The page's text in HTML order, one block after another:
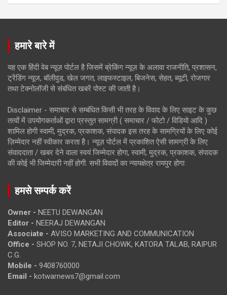
हमारे बारे में
यह एक हिंदी वेब न्यूज़ पोर्टल है जिसमें ब्रेकिंग न्यूज़ के अलावा राजनीति, प्रशासन,
ट्रेंडिंग न्यूज, बॉलीवुड, खेल जगत, लाइफस्टाइल, बिजनेस, सेहत, ब्यूटी, रोजगार
तथा टेक्नोलॉजी से संबंधित खबरें पोस्ट की जाती है।
Disclaimer - समाचार से सम्बंधित किसी भी तरह के विवाद के लिए साइट के कुछ
तत्वों में उपयोगकर्ताओं द्वारा प्रस्तुत सामग्री ( समाचार / फोटो / विडियो आदि )
शामिल होगी स्वामी, मुद्रक, प्रकाशक, संपादक इस तरह के सामग्रियों के लिए कोई
ज़िम्मेदार नहीं स्वीकार करता है। न्यूज़ पोर्टल में प्रकाशित ऐसी सामग्री के लिए
संवाददाता / खबर देने वाला स्वयं जिम्मेदार होगा, स्वामी, मुद्रक, प्रकाशक, संपादक
की कोई भी जिम्मेदारी नहीं होगी. सभी विवादों का न्यायक्षेत्र रायपुर होगा
हमसे सम्पर्क करें
Owner - NEETU DEWANGAN
Editor - NEERAJ DEWANGAN
Associate - AVISO MARKETING AND COMMUNICATION
Office - SHOP NO. 7, NETAJI CHOWK, KATORA TALAB, RAIPUR
C.G.
Mobile - 9408760000
Email - kotwarnews7@gmail.com